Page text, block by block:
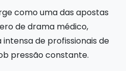
como uma das apostas
de drama médico,
de profissionais de
pressão constante.